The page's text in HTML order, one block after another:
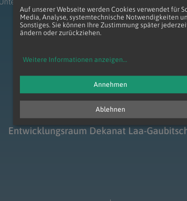
Entwicklungsraum Dekanat Laa-
Auf unserer Webseite werden Cookies verwendet für
Media, Analyse, systemtechnische Notwendigkeiten
Sonstiges. Sie können Ihre Zustimmung später
ändern oder zurückziehen.
Weitere Informationen anzeigen...
Ablehnen
Annehmen